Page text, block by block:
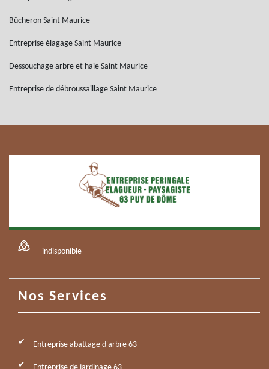
Bûcheron Saint Maurice
Entreprise élagage Saint Maurice
Dessouchage arbre et haie Saint Maurice
Entreprise de débroussaillage Saint Maurice
indisponible
Nos Services
Entreprise abattage d'arbre 63